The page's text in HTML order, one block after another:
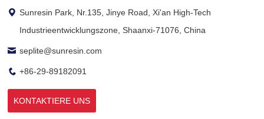
Sunresin Park, Nr.135, Jinye Road, Xi'an High-Tech
Industrieentwicklungszone, Shaanxi-71076, China
seplite@sunresin.com
+86-29-89182091
KONTAKTIERE UNS